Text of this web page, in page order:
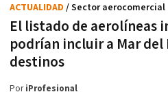
El listado de aerolíneas
podrían incluir a Mar del
destinos
ACTUALIDAD / Sector aerocomercial
PoriProfesional